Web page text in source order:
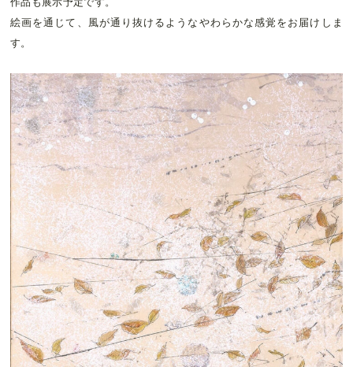
絵画を通じて、風が通り抜けるようなやわらかな感覚をお届けしま
す。